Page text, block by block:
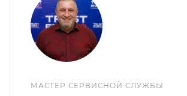
МАСТЕР СЕРВИСНОЙ СЛУЖБЫ